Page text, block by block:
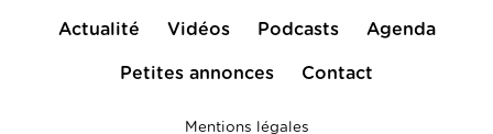
Actualité Vidéos Podcasts Agenda
Petites annonces Contact
Mentions légales